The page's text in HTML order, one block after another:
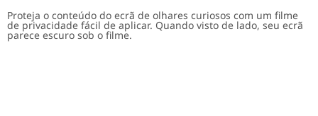
Proteja o conteúdo do ecrã de olhares curiosos com um filme
de privacidade fácil de aplicar. Quando visto de lado, seu ecrã
parece escuro sob o filme.